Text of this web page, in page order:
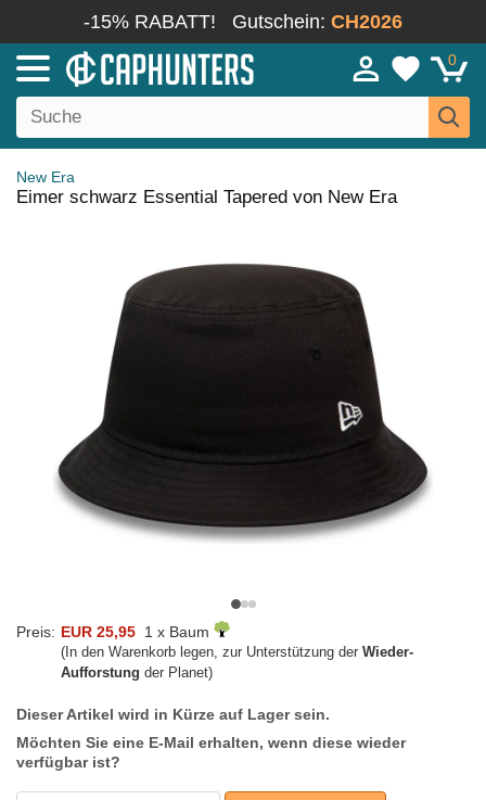
-15% RABATT! Gutschein: CH2026
0
New Era
Eimer schwarz Essential Tapered von New Era
Preis: EUR 25,95 1 x Baum
(In den Warenkorb legen, zur Unterstützung der Wieder-
Aufforstung der Planet)
Dieser Artikel wird in Kürze auf Lager sein.
Möchten Sie eine E-Mail erhalten, wenn diese wieder
verfügbar ist?